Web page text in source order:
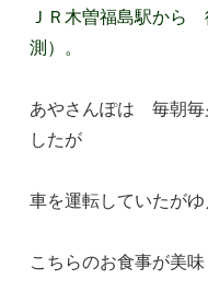
ＪＲ木曽福島駅から
測）。
あやさんぽは 毎朝毎
したが
車を運転していたが
こちらのお食事が美